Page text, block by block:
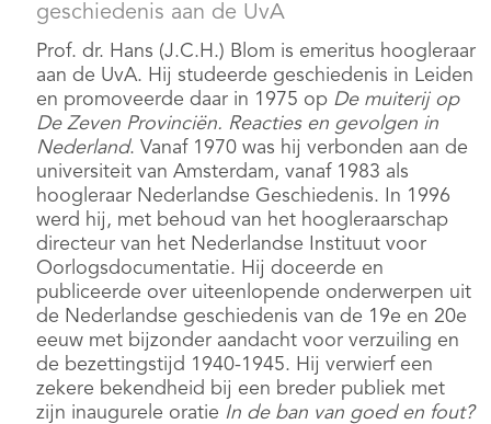
geschiedenis aan de UvA
Prof. dr. Hans (J.C.H.) Blom is emeritus hoogleraar
aan de UvA. Hij studeerde geschiedenis in Leiden
en promoveerde daar in 1975 op De muiterij op
De Zeven Provinciën. Reacties en gevolgen in
Nederland. Vanaf 1970 was hij verbonden aan de
universiteit van Amsterdam, vanaf 1983 als
hoogleraar Nederlandse Geschiedenis. In 1996
werd hij, met behoud van het hoogleraarschap
directeur van het Nederlandse Instituut voor
Oorlogsdocumentatie. Hij doceerde en
publiceerde over uiteenlopende onderwerpen uit
de Nederlandse geschiedenis van de 19e en 20e
eeuw met bijzonder aandacht voor verzuiling en
de bezettingstijd 1940-1945. Hij verwierf een
zekere bekendheid bij een breder publiek met
zijn inaugurele oratie In de ban van goed en fout?